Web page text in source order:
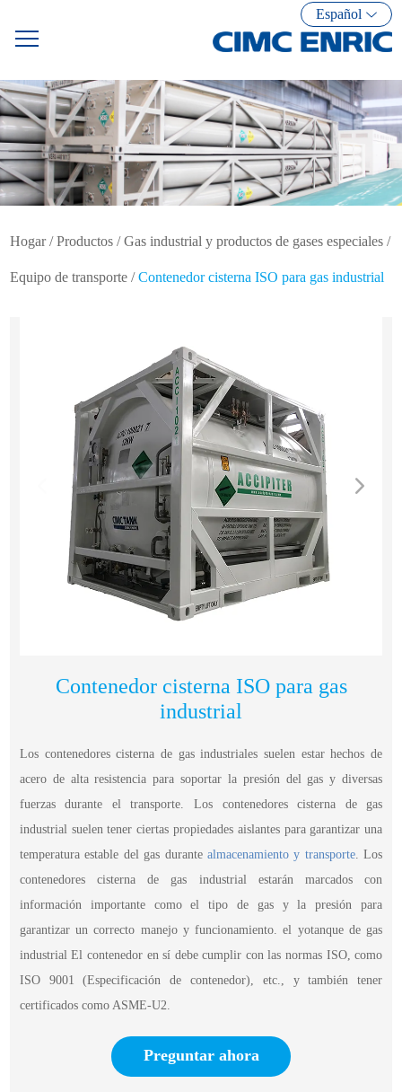
Español
Hogar/Productos /Gas industrial y productos de gases especiales /
Equipo de transporte /Contenedor cisterna ISO para gas industrial
Contenedor cisterna ISO para gas
industrial
Los contenedores cisterna de gas industriales suelen estar hechos de
acero de alta resistencia para soportar la presión del gas y diversas
fuerzas durante el transporte. Los contenedores cisterna de gas
industrial suelen tener ciertas propiedades aislantes para garantizar una
temperatura estable del gas durante almacenamiento y transporte. Los
contenedores cisterna de gas industrial estarán marcados con
información importante como el tipo de gas y la presión para
garantizar un correcto manejo y funcionamiento. el yotanque de gas
industrialEl contenedor en sí debe cumplir con las normas ISO, como
ISO 9001 (Especificación de contenedor), etc., y también tener
certificados como ASME-U2.
Preguntar ahora